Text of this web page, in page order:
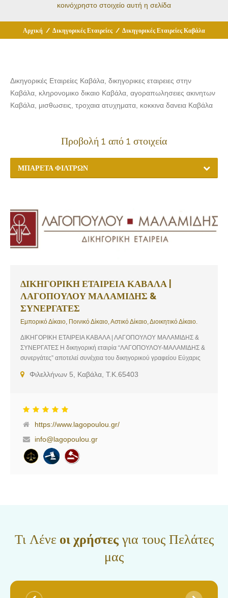
κοινόχρηστο στοιχείο αυτή η σελίδα
Αρχική / Δικηγορικές Εταιρείες / Δικηγορικές Εταιρείες Καβάλα
Δικηγορικές Εταιρείες Καβάλα, δικηγορικες εταιρειες στην
Καβάλα, κληρονομικο δικαιο Καβάλα, αγοραπωλησειες ακινητων
Καβάλα, μισθωσεις, τροχαια ατυχηματα, κοκκινα δανεια Καβάλα
Προβολή 1 από 1 στοιχεία
ΜΠΑΡΈΤΑ ΦΊΛΤΡΩΝ
ΔΙΚΗΓΟΡΙΚΗ ΕΤΑΙΡΕΙΑ ΚΑΒΑΛΑ |
ΛΑΓΟΠΟΥΛΟΥ ΜΑΛΑΜΙΔΗΣ &
ΣΥΝΕΡΓΑΤΕΣ
Εμπορικό Δίκαιο, Ποινικό Δίκαιο, Αστικό Δίκαιο, Διοικητικό Δίκαιο.
ΔΙΚΗΓΟΡΙΚΗ ΕΤΑΙΡΕΙΑ ΚΑΒΑΛΑ | ΛΑΓΟΠΟΥΛΟΥ ΜΑΛΑΜΙΔΗΣ &
ΣΥΝΕΡΓΑΤΕΣ Η δικηγορική εταιρία “ΛΑΓΟΠΟΥΛΟΥ-ΜΑΛΑΜΙΔΗΣ &
συνεργάτες” αποτελεί συνέχεια του δικηγορικού γραφείου Εύχαρις
δραστηριοποιείται σε όλους τους τομείς δικαίου, με δίκτυο
δικαστηριακή παράσταση και η επιτυχής υπεράσπιση των εντολέων
στιγμή, στην ευρύτερη περιοχή της Βόρειας Ελλάδος και την
δημιουργία σχέσεων εμπιστοσύνης με τους εντολείς τους. Η
ανάπτυξη της δραστηριότητας στην Αθήνα και η διεύρυνση του
δικτύου συνεργατών σε όλη την Ελλάδα, προσέδωσε νέα δυναμική
Εμπορικό Δίκαιο, στο Ποινικό Δίκαιο, στο Αστικό Δίκαιο και στο
υψηλής εξειδίκευσης και των νέων τεχνολογιών εξασφαλίζει την
ενώ η συνεργασία όλων των δικηγόρων […]
Φιλελλήνων 5, Καβάλα, Τ.Κ.65403
https://www.lagopoulou.gr/
info@lagopoulou.gr
Τι Λένεοι χρήστεςγια τους Πελάτες
μας